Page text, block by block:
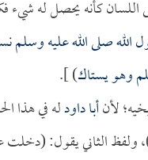
اللسان كأنه يحصل له شيء
الله صلى الله عليه وسلم
وهو يستاك) ].
لأنأبا داودله في هذا
ولفظ الثاني يقول: